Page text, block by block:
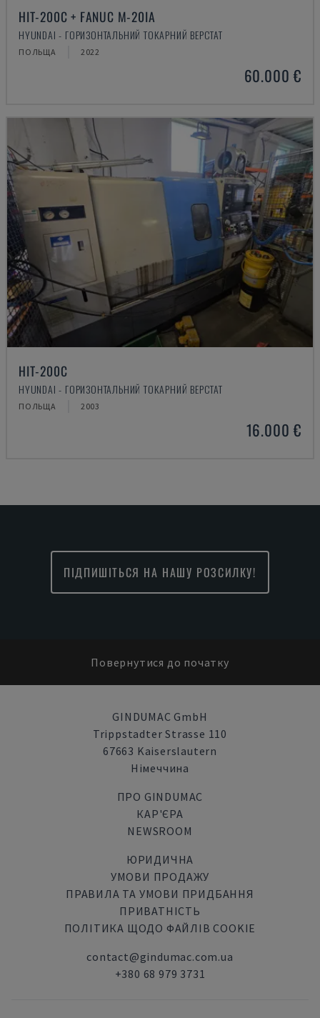
HIT-200C + FANUC M-20IA
HYUNDAI - ГОРИЗОНТАЛЬНИЙ ТОКАРНИЙ ВЕРСТАТ
ПОЛЬЩА 2022
60.000 €
HIT-200C
HYUNDAI - ГОРИЗОНТАЛЬНИЙ ТОКАРНИЙ ВЕРСТАТ
ПОЛЬЩА 2003
16.000 €
ПІДПИШІТЬСЯ НА НАШУ РОЗСИЛКУ!
Повернутися до початку
GINDUMAC GmbH
Trippstadter Strasse 110
67663 Kaiserslautern
Німеччина
ПРО GINDUMAC
КАР'ЄРА
NEWSROOM
ЮРИДИЧНА
УМОВИ ПРОДАЖУ
ПРАВИЛА ТА УМОВИ ПРИДБАННЯ
ПРИВАТНІСТЬ
ПОЛІТИКА ЩОДО ФАЙЛІВ COOKIE
contact@gindumac.com.ua
+380 68 979 3731